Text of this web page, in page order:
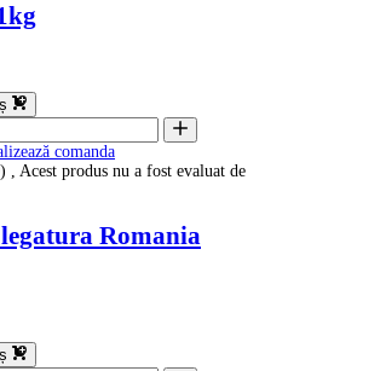
comanda
, Acest produs nu a fost evaluat de
Romania